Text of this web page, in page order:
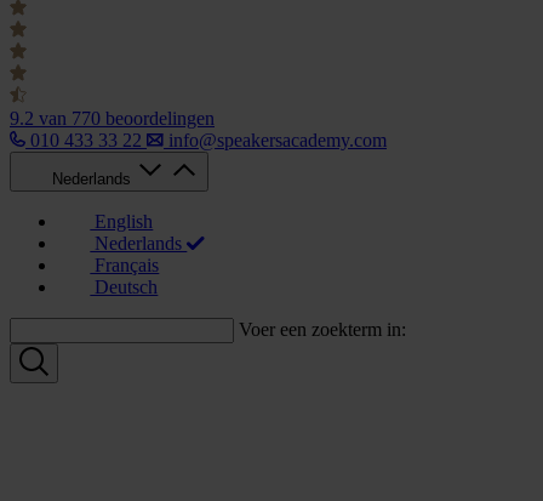
9.2 van 770 beoordelingen
010 433 33 22
info@speakersacademy.com
Nederlands
English
Nederlands
Français
Deutsch
Voer een zoekterm in: